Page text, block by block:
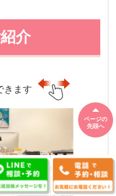
介
きます
ページの
先頭へ